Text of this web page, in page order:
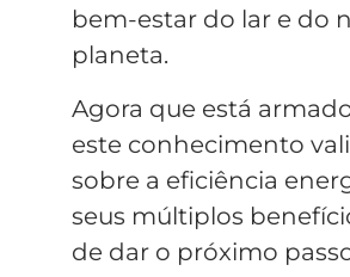
bem-estar do lar e do
planeta.
Agora que está
este conhecimento
sobre a eficiência
seus múltiplos
de dar o próximo